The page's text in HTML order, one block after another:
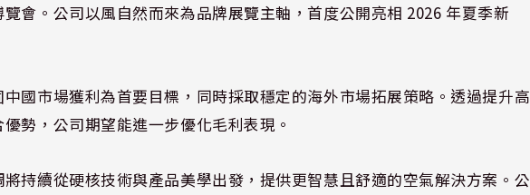
會。公司以風自然而來為品牌展覽主軸，首度公開亮相 2026 年夏季新
國市場獲利為首要目標，同時採取穩定的海外市場拓展策略。透過提升高
勢，公司期望能進一步優化毛利表現。
持續從硬核技術與產品美學出發，提供更智慧且舒適的空氣解決方案。公